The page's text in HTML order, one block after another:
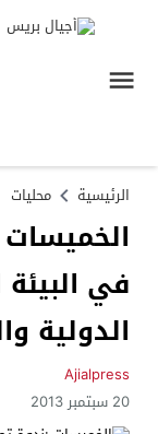
الرئيسية محليات
في
الدولية
Ajialpress
20 سبتمبر 2013